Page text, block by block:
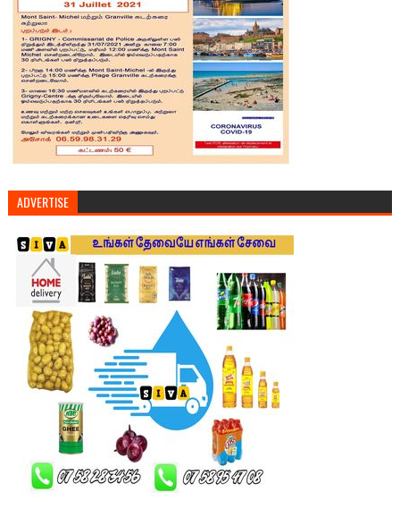
ADVERTISE